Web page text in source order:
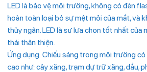
LED là bảo vệ môi trường, không có đèn
hoàn toàn loại bỏ sự mệt mỏi của mắt, và
thủy ngân. LED là sự lựa chọn tốt nhất của
thái thân thiện.
Ứng dụng: Chiếu sáng trong môi trường
cao như: cây xăng, trạm dự trữ xăng, dầu,